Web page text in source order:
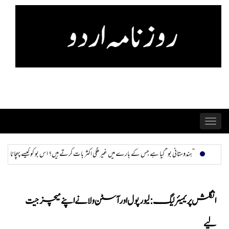
Skip
Toggle
navigation
ہے جس کے بارے میں غیر ملکی اکثر بات کرتے ہیں؟ اس بو کو کیسے پہچانا جا سکتا ہے اور ختم کیا جا سکتا ہے؟
انگلش پریمیئر لیگ: لیورپول اور آسٹن ولا نے اپنے میچز جیت
لیے